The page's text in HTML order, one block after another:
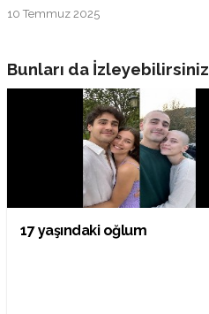
10 Temmuz 2025
Bunları da İzleyebilirsiniz
17 yaşındaki oğlum